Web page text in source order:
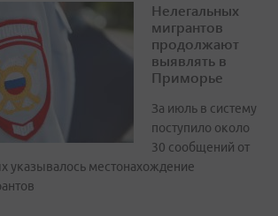
Нелегальных
мигрантов
продолжают
выявлять в
Приморье
За июль в систему
поступило около
30 сообщений от
указывалось местонахождение